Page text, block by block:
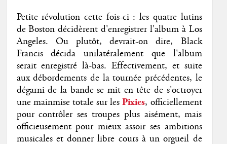
Petite révolution cette fois-ci : les quatre lutins
de Boston décidèrent d'enregistrer l'album à Los
Angeles. Ou plutôt, devrait-on dire, Black
Francis décida unilatéralement que l'album
serait enregistré là-bas. Effectivement, et suite
aux débordements de la tournée précédentes, le
dégarni de la bande se mit en tête de s'octroyer
une mainmise totale sur les Pixies, officiellement
pour contrôler ses troupes plus aisément, mais
officieusement pour mieux assoir ses ambitions
musicales et donner libre cours à un orgueil de